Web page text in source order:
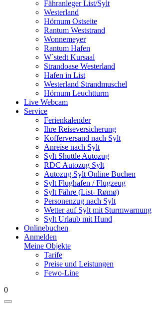
Fähranleger List/Sylt
Westerland
Hörnum Ostseite
Rantum Weststrand
Wonnemeyer
Rantum Hafen
W`stedt Kursaal
Strandoase Westerland
Hafen in List
Westerland Strandmuschel
Hörnum Leuchtturm
Live Webcam
Service
Ferienkalender
Ihre Reiseversicherung
Kofferversand nach Sylt
Anreise nach Sylt
Sylt Shuttle Autozug
RDC Autozug Sylt
Autozug Sylt Online Buchen
Sylt Flughafen / Flugzeug
Sylt Fähre (List- Rømø)
Personenzug nach Sylt
Wetter auf Sylt mit Sturmwarnung
Sylt Urlaub mit Hund
Onlinebuchen
Anmelden
Meine Objekte
Tarife
Preise und Leistungen
Fewo-Line
0